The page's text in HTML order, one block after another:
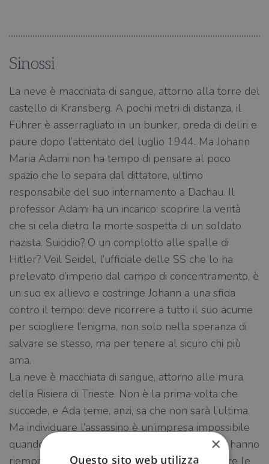
Sinossi
La neve è macchiata di sangue, attorno alla torre del
castello di Kransberg. A pochi metri di distanza, il
Führer è asserragliato in un bunker, preda di deliri e
paure dopo l’attentato del luglio 1944. Ma Johann
Maria Adami non ha tempo di pensare al poco
spazio che lo separa dal dittatore, ultimo
responsabile del suo internamento a Dachau. Il
professor Adami ha un incarico: scoprire la verità
che si cela dietro la morte sospetta di un soldato
nazista. Suicidio? O un complotto alle spalle di
Hitler? Veil Seidel, l’ufficiale delle SS che lo ha
prelevato d’imperio dal campo di concentramento, è
un suo ex allievo e costringe Johann a una sfida
contro il tempo: deve ricorrere a tutto il suo acume
per sciogliere l’enigma, non solo nella speranza di
salvare se stesso, ma per tenere al sicuro chi più
ama.
La neve è macchiata di sangue, attorno alle mura
della Risiera di Trieste. Non è la prima volta che
succede, e Ada teme, anzi, sa che non sarà l’ultima.
Ma individuare l’assassino è un’impresa impossibile
quando la città stessa è invasa di assassini, che hanno
riempito l’aria di cenere e di terrore. Nel seguire le
×
Questo sito web utilizza